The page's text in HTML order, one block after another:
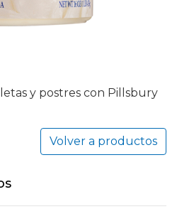
y postres con Pillsbury
Volver a productos